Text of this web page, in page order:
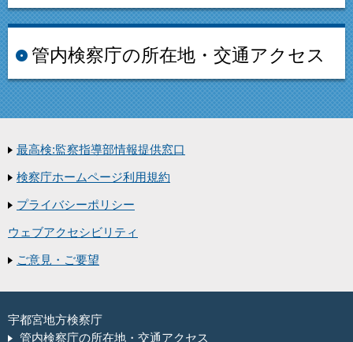
管内検察庁の所在地・交通アクセス
最高検:監察指導部情報提供窓口
検察庁ホームページ利用規約
プライバシーポリシー
ウェブアクセシビリティ
ご意見・ご要望
宇都宮地方検察庁
管内検察庁の所在地・交通アクセス